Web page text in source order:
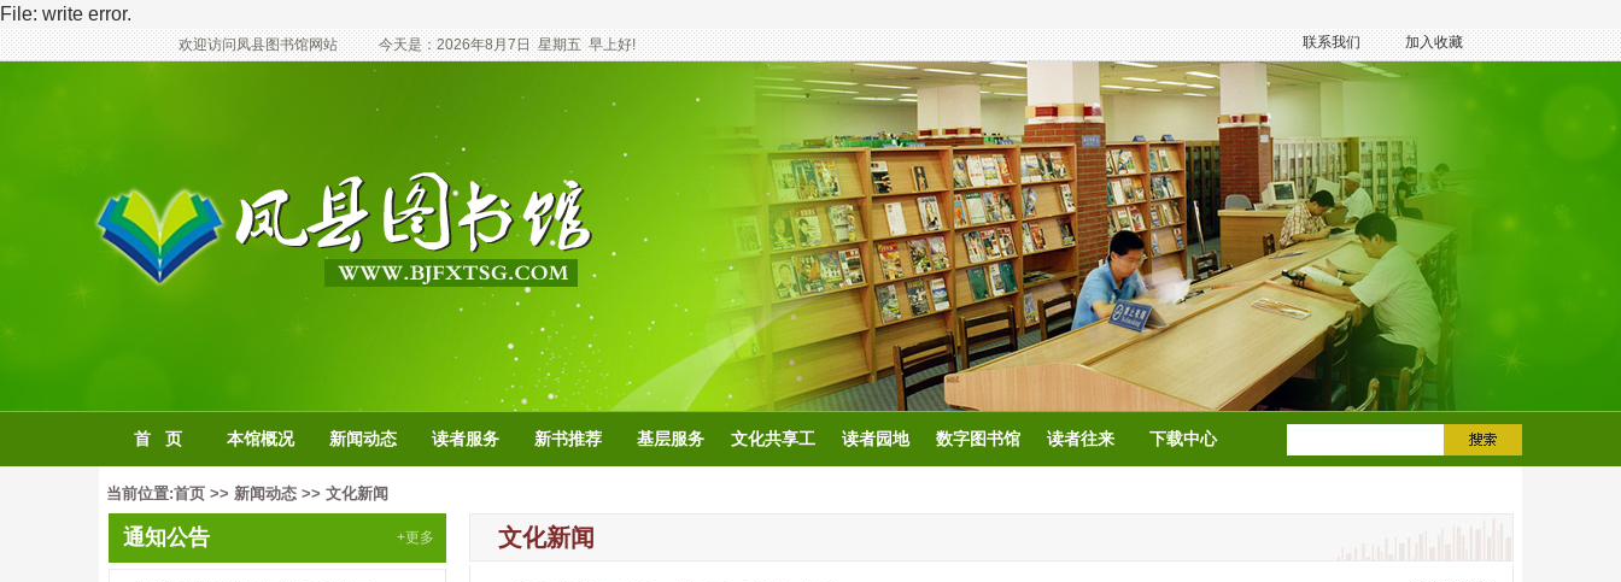
File: write error.
欢迎访问凤县图书馆网站 今天是：2026年8月7日 星期五 早上好! 联系我们 加入收藏
首 页 本馆概况 新闻动态 读者服务 新书推荐 基层服务 文化共享工 读者园地 数字图书馆 读者往来 下载中心
当前位置:首页 >> 新闻动态 >> 文化新闻
通知公告 +更多 文化新闻